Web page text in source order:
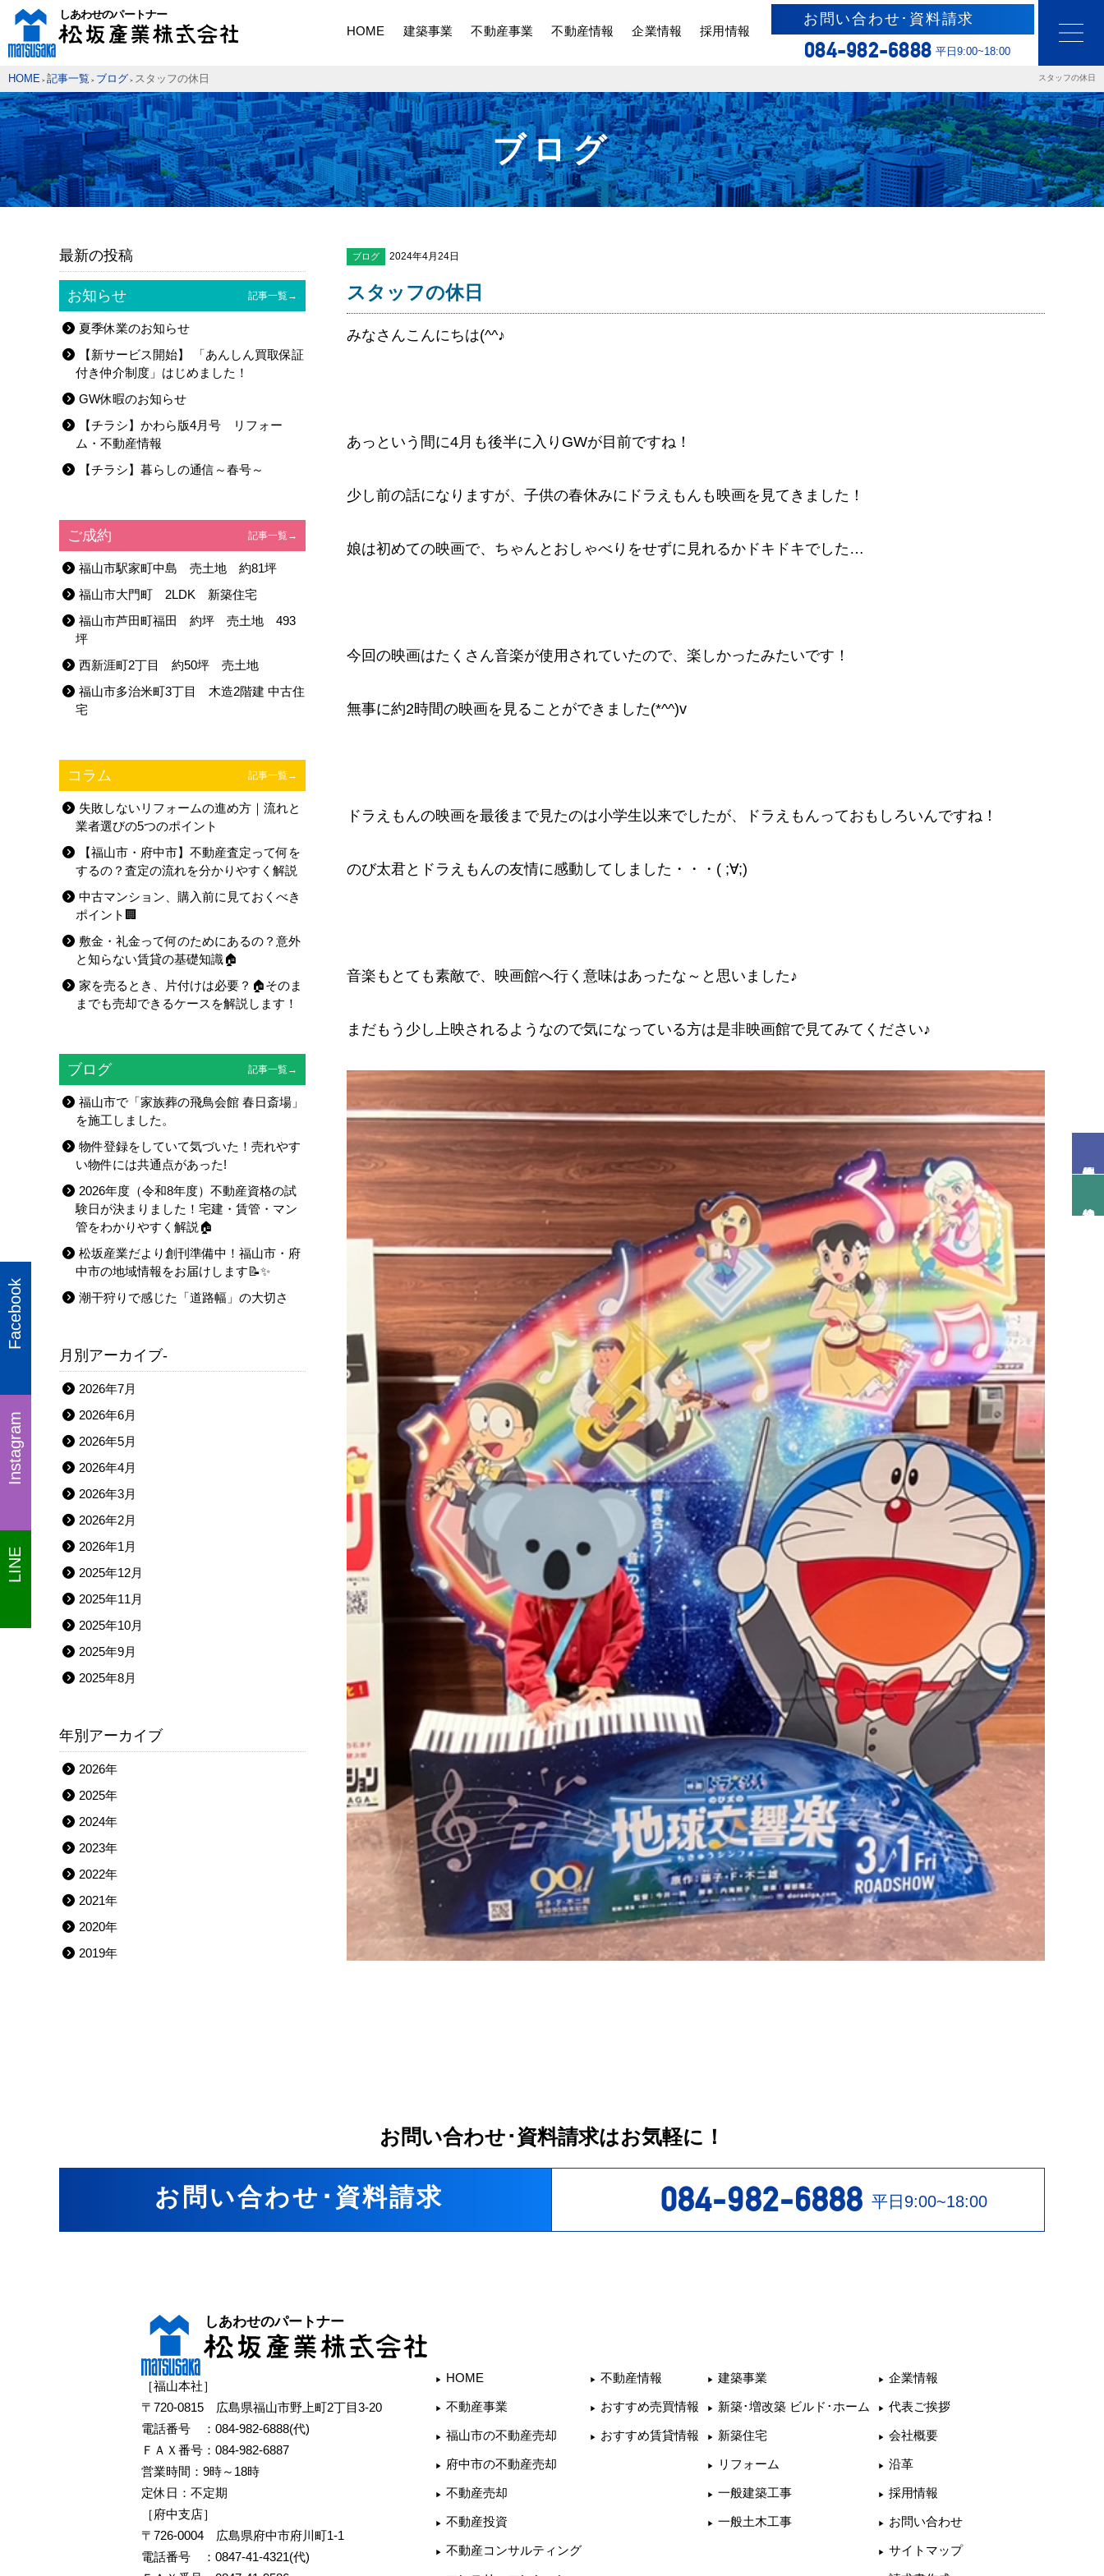
HOME 建築事業 不動産事業 不動産情報 企業情報 採用情報
お問い合わせ･資料請求
084-982-6888 平日9:00~18:00
スタッフの休日
HOME > 記事一覧 > ブログ > スタッフの休日
ブログ
ブログ 2024年4月24日
スタッフの休日
みなさんこんにちは(^^♪
あっという間に4月も後半に入りGWが目前ですね！
少し前の話になりますが、子供の春休みにドラえもんも映画を見てきました！
娘は初めての映画で、ちゃんとおしゃべりをせずに見れるかドキドキでした…
今回の映画はたくさん音楽が使用されていたので、楽しかったみたいです！
無事に約2時間の映画を見ることができました(*^^)v
ドラえもんの映画を最後まで見たのは小学生以来でしたが、ドラえもんっておもしろいんですね！
のび太君とドラえもんの友情に感動してしました・・・( ;∀;)
音楽もとても素敵で、映画館へ行く意味はあったな～と思いました♪
まだもう少し上映されるようなので気になっている方は是非映画館で見てみてください♪
最新の投稿
お知らせ 記事一覧→
夏季休業のお知らせ
【新サービス開始】 「あんしん買取保証
付き仲介制度」はじめました！
GW休暇のお知らせ
【チラシ】かわら版4月号 リフォー
ム・不動産情報
【チラシ】暮らしの通信～春号～
ご成約 記事一覧→
福山市駅家町中島 売土地 約81坪
福山市大門町 2LDK 新築住宅
福山市芦田町福田 約坪 売土地 493
坪
西新涯町2丁目 約50坪 売土地
福山市多治米町3丁目 木造2階建 中古住
宅
コラム 記事一覧→
失敗しないリフォームの進め方｜流れと
業者選びの5つのポイント
【福山市・府中市】不動産査定って何を
するの？査定の流れを分かりやすく解説
中古マンション、購入前に見ておくべき
ポイント🏢
敷金・礼金って何のためにあるの？意外
と知らない賃貸の基礎知識🏠
家を売るとき、片付けは必要？🏠そのま
までも売却できるケースを解説します！
ブログ 記事一覧→
福山市で「家族葬の飛鳥会館 春日斎場」
を施工しました。
物件登録をしていて気づいた！売れやす
い物件には共通点があった!
2026年度（令和8年度）不動産資格の試
験日が決まりました！宅建・賃管・マン
管をわかりやすく解説🏠
松坂産業だより創刊準備中！福山市・府
中市の地域情報をお届けします📝✨
潮干狩りで感じた「道路幅」の大切さ
月別アーカイブ-
2026年7月
2026年6月
2026年5月
2026年4月
2026年3月
2026年2月
2026年1月
2025年12月
2025年11月
2025年10月
2025年9月
2025年8月
年別アーカイブ
2026年
2025年
2024年
2023年
2022年
2021年
2020年
2019年
お問い合わせ･資料請求はお気軽に！
お問い合わせ･資料請求 084-982-6888 平日9:00~18:00
［福山本社］
〒720-0815 広島県福山市野上町2丁目3-20
電話番号 ： 084-982-6888(代)
ＦＡＸ番号：084-982-6887
営業時間：9時～18時
定休日：不定期
［府中支店］
〒726-0004 広島県府中市府川町1-1
電話番号 ： 0847-41-4321(代)
HOME
不動産事業
福山市の不動産売却
府中市の不動産売却
不動産売却
不動産投資
不動産コンサルティング
不動産情報
おすすめ売買情報
おすすめ賃貸情報
建築事業
新築･増改築 ビルド･ホーム
新築住宅
リフォーム
一般建築工事
一般土木工事
企業情報
代表ご挨拶
会社概要
沿革
採用情報
お問い合わせ
サイトマップ
LINE
Instagram
Facebook